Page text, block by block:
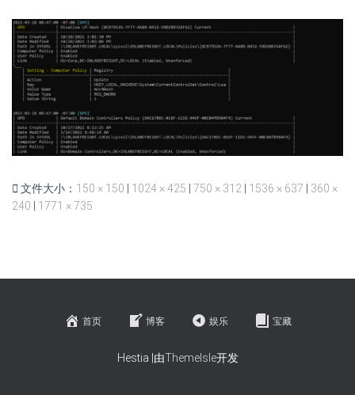
文件大小： 150 × 150 1024 × 425 750 × 312 1536 × 637
360 ×
240
1771 × 735
首页 博客 娱乐 宝藏
Hestia |由ThemeIsle开发